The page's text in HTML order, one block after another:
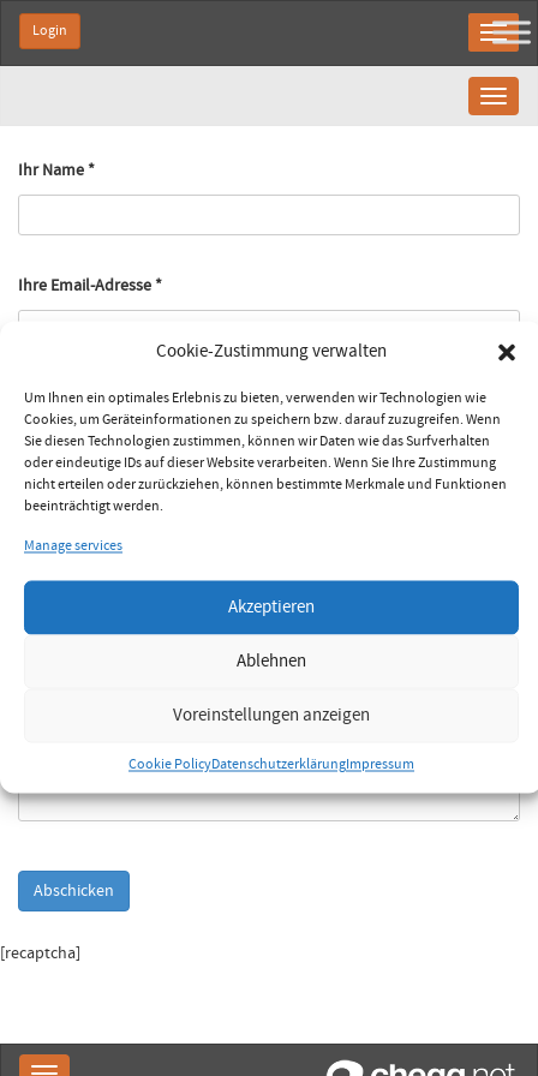
Cookie-Zustimmung verwalten
Um Ihnen ein optimales Erlebnis zu bieten, verwenden wir Technologien wie
Cookies, um Geräteinformationen zu speichern bzw. darauf zuzugreifen. Wenn
Sie diesen Technologien zustimmen, können wir Daten wie das Surfverhalten
oder eindeutige IDs auf dieser Website verarbeiten. Wenn Sie Ihre Zustimmung
nicht erteilen oder zurückziehen, können bestimmte Merkmale und Funktionen
beeinträchtigt werden.
Manage services
Akzeptieren
Ablehnen
Voreinstellungen anzeigen
Cookie PolicyDatenschutzerklärungImpressum
Login
Ihr Name *
Ihre Email-Adresse *
Betreff
Nachricht:
[recaptcha]